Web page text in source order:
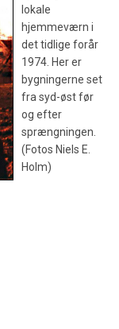
lokale
hjemmeværn i
det tidlige forår
1974. Her er
bygningerne set
fra syd-øst før
og efter
sprængningen.
(Fotos Niels E.
Holm)